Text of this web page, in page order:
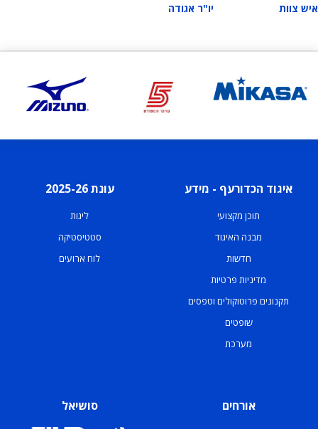
איש צוות יו"ר אגודה
איגוד הכדורעף - מידע
תוכן מקצועי
מבנה האיגוד
חדשות
מדיניות פרטיות
תקנונים פרוטוקולים וטפסים
שופטים
מערכת
עונת 2025-26
ליגות
סטטיסטיקה
לוח ארועים
אורחים סושיאל